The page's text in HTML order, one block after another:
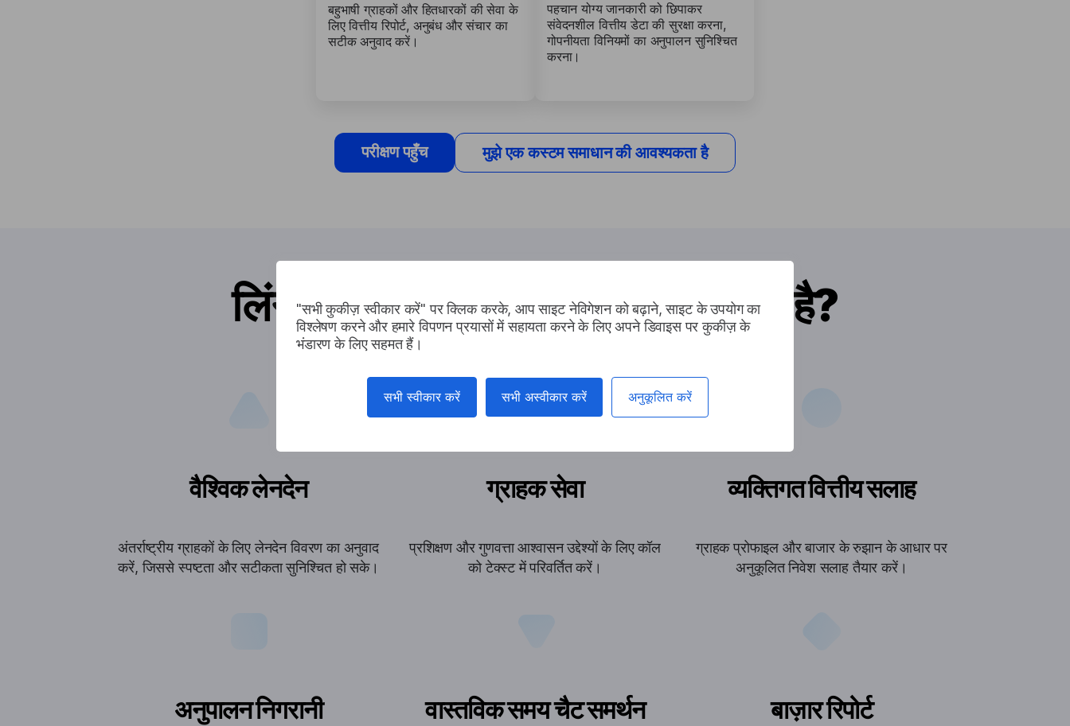
"सभी कुकीज़ स्वीकार करें" पर क्लिक करके, आप साइट नेविगेशन को बढ़ाने, साइट के उपयोग का
विश्लेषण करने और हमारे विपणन प्रयासों में सहायता करने के लिए अपने डिवाइस पर कुकीज़ के
भंडारण के लिए सहमत हैं।
सभी स्वीकार करें सभी अस्वीकार करें अनुकूलित करें
बहुभाषी ग्राहकों और हितधारकों की सेवा के
लिए वित्तीय रिपोर्ट, अनुबंध और संचार का
सटीक अनुवाद करें।
पहचान योग्य जानकारी को छिपाकर
संवेदनशील वित्तीय डेटा की सुरक्षा करना,
गोपनीयता विनियमों का अनुपालन सुनिश्चित
करना।
परीक्षण पहुँच मुझे एक कस्टम समाधान की आवश्यकता है
लिंग्वेनेक्स आपकी कैसे मदद कर सकता है?
वैश्विक लेनदेन
अंतर्राष्ट्रीय ग्राहकों के लिए लेनदेन विवरण का अनुवाद
करें, जिससे स्पष्टता और सटीकता सुनिश्चित हो सके।
ग्राहक सेवा
प्रशिक्षण और गुणवत्ता आश्वासन उद्देश्यों के लिए कॉल
को टेक्स्ट में परिवर्तित करें।
व्यक्तिगत वित्तीय सलाह
ग्राहक प्रोफाइल और बाजार के रुझान के आधार पर
अनुकूलित निवेश सलाह तैयार करें।
अनुपालन निगरानी वास्तविक समय चैट समर्थन बाज़ार रिपोर्ट